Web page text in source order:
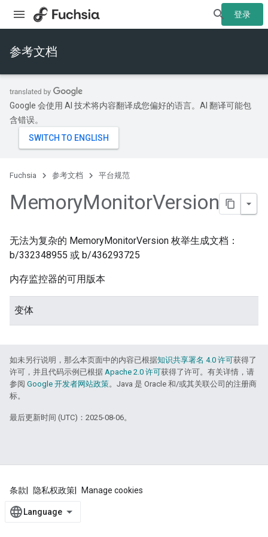
登录
参考文档
Google 会使用 AI 技术将内容翻译成您偏好的语言。AI 翻译可能包
含错误。
Fuchsia 参考文档 平台规范
MemoryMonitorVersion
无法为复杂的 MemoryMonitorVersion 枚举生成文档：
b/332348955 或 b/436293725
内存监控器的可用版本
变体
如未另行说明，那么本页面中的内容已根据知识共享署名 4.0 许可获得了
许可，并且代码示例已根据 Apache 2.0 许可获得了许可。有关详情，请
参阅 Google 开发者网站政策。Java 是 Oracle 和/或其关联公司的注册商
标。
最后更新时间 (UTC)：2025-08-06。
条款 隐私权政策 Manage cookies